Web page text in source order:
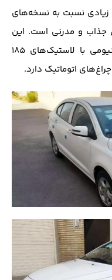
زیادی نسبت به نسخه‌های
جذاب و مدرنی است. این
خودرو از رینگ‌های ۱۵ اینچی آلومینیومی با لاستیک‌های ۱۸۵
اتوماتیک دارد.